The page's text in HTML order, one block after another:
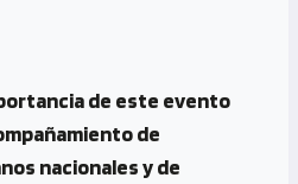
de este evento
de
nacionales y de